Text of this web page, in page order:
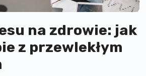
na zdrowie: jak
z przewlekłym